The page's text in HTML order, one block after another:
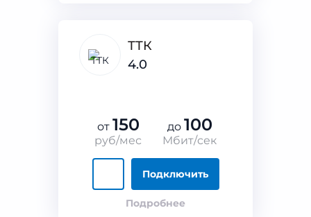
ТТК
4.0
от 150
руб/мес
до 100
Мбит/сек
Подключить
Подробнее